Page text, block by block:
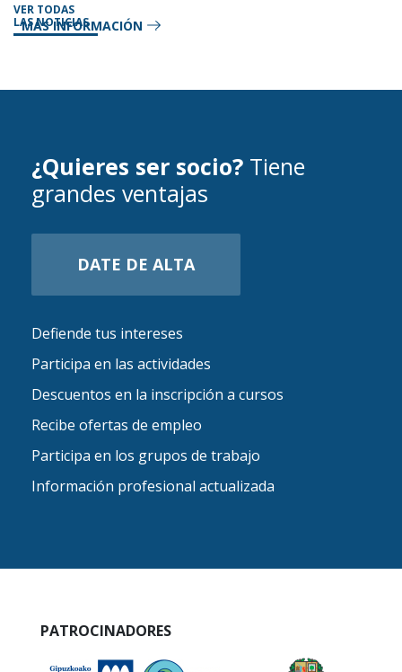
MÁS INFORMACIÓN
VER TODAS
LAS NOTICIAS
¿Quieres ser socio? Tiene
grandes ventajas
DATE DE ALTA
Defiende tus intereses
Participa en las actividades
Descuentos en la inscripción a cursos
Recibe ofertas de empleo
Participa en los grupos de trabajo
Información profesional actualizada
PATROCINADORES